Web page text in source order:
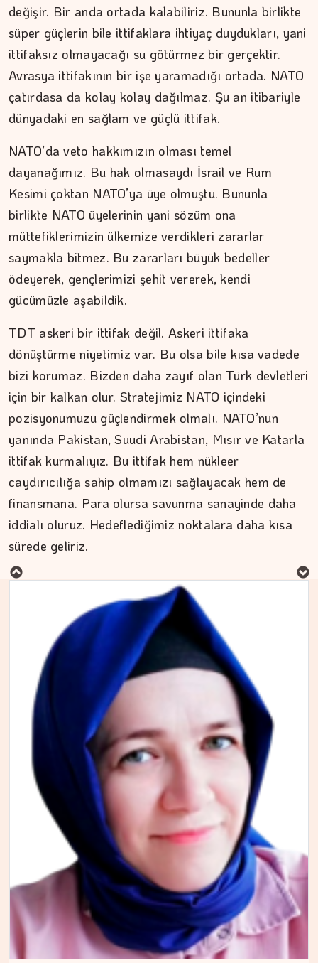
değişir. Bir anda ortada kalabiliriz. Bununla birlikte
süper güçlerin bile ittifaklara ihtiyaç duydukları, yani
ittifaksız olmayacağı su götürmez bir gerçektir.
Avrasya ittifakının bir işe yaramadığı ortada. NATO
çatırdasa da kolay kolay dağılmaz. Şu an itibariyle
dünyadaki en sağlam ve güçlü ittifak.
NATO’da veto hakkımızın olması temel
dayanağımız. Bu hak olmasaydı İsrail ve Rum
Kesimi çoktan NATO’ya üye olmuştu. Bununla
birlikte NATO üyelerinin yani sözüm ona
müttefiklerimizin ülkemize verdikleri zararlar
saymakla bitmez. Bu zararları büyük bedeller
ödeyerek, gençlerimizi şehit vererek, kendi
gücümüzle aşabildik.
TDT askeri bir ittifak değil. Askeri ittifaka
dönüştürme niyetimiz var. Bu olsa bile kısa vadede
bizi korumaz. Bizden daha zayıf olan Türk devletleri
için bir kalkan olur. Stratejimiz NATO içindeki
pozisyonumuzu güçlendirmek olmalı. NATO’nun
yanında Pakistan, Suudi Arabistan, Mısır ve Katarla
ittifak kurmalıyız. Bu ittifak hem nükleer
caydırıcılığa sahip olmamızı sağlayacak hem de
finansmana. Para olursa savunma sanayinde daha
iddialı oluruz. Hedeflediğimiz noktalara daha kısa
sürede geliriz.
İPEK KOCAMAN
Kitap kafenin rafları arasında…
MURAT DOĞAN
Aç kalan sadece mideniz…